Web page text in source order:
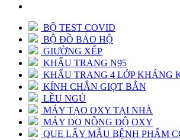
BỘ TEST COVID
BỘ ĐỒ BẢO HỘ
GIƯỜNG XẾP
KHẨU TRANG N95
KHẨU TRANG 4 LỚP KHÁNG
KÍNH CHẮN GIỌT BẮN
LỀU NGỦ
MÁY TẠO OXY TẠI NHÀ
MÁY ĐO NỒNG ĐỘ OXY
QUE LẤY MẪU BỆNH PHẨM